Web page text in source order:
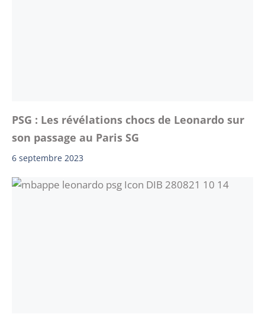
PSG : Les révélations chocs de Leonardo sur
son passage au Paris SG
6 septembre 2023